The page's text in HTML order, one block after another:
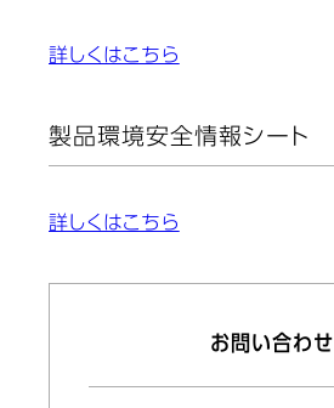
詳しくはこちら
製品環境安全情報シート
詳しくはこちら
お問い合わせ